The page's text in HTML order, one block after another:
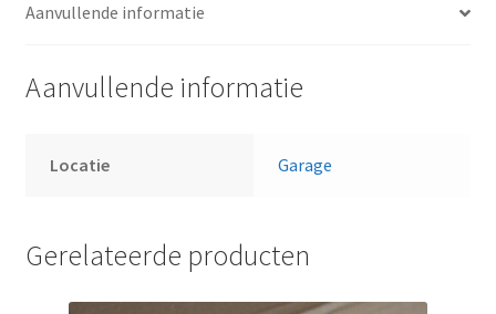
Aanvullende informatie
Aanvullende informatie
Locatie Garage
Gerelateerde producten